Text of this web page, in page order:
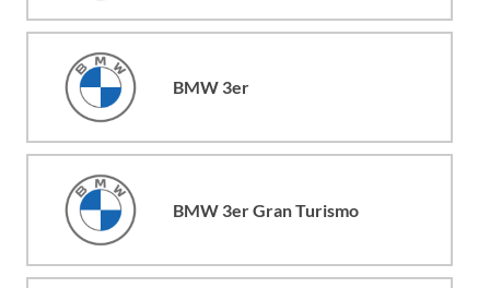
BMW 3er
BMW 3er Gran Turismo